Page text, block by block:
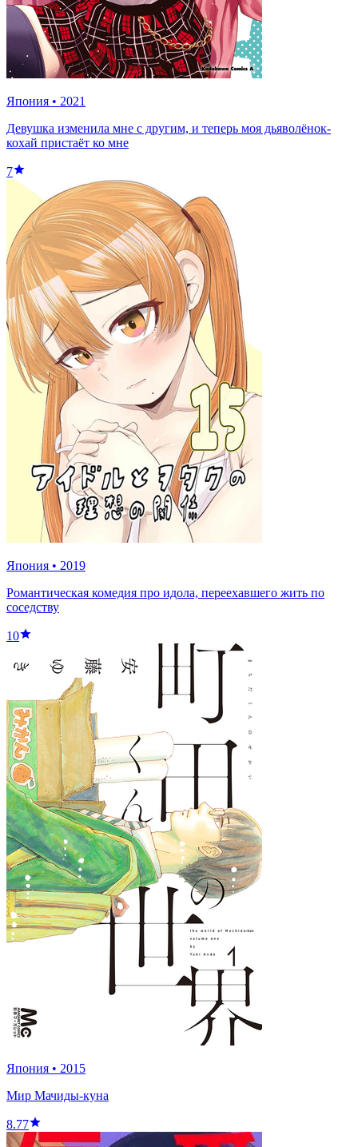
Япония • 2021
Девушка изменила мне с другим, и теперь моя дьяволёнок-
кохай пристаёт ко мне
7
Япония • 2019
Романтическая комедия про идола, переехавшего жить по
соседству
10
Япония • 2015
Мир Мачиды-куна
8.77